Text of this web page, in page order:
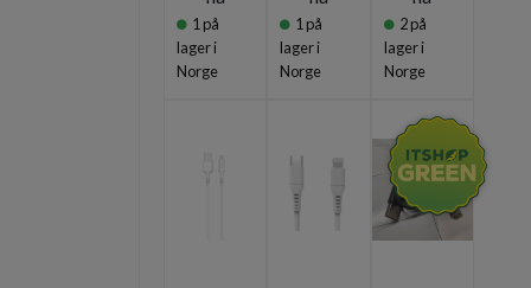
1 på
lager i
Norge
1 på
lager i
Norge
2 på
lager i
Norge